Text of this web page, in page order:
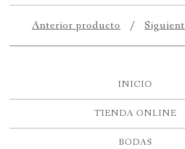
Anterior producto
INICIO
TIENDA ONLINE
BODAS